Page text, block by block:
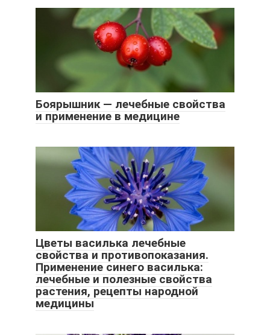
Боярышник — лечебные свойства
и применение в медицине
Цветы василька лечебные
свойства и противопоказания.
Применение синего василька:
лечебные и полезные свойства
растения, рецепты народной
медицины